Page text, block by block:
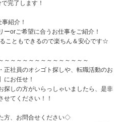
完了します！
紹介！
ーorご希望に合うお仕事をご紹介！
こともできるので楽ちん＆安心です☆
～～～～～～～～～～～～～～
正社員のオシゴト探しや、転職活動のお
にお任せ！
探しの方がいらっしゃいましたら、是非
せてください！！
方、お問合せください◇